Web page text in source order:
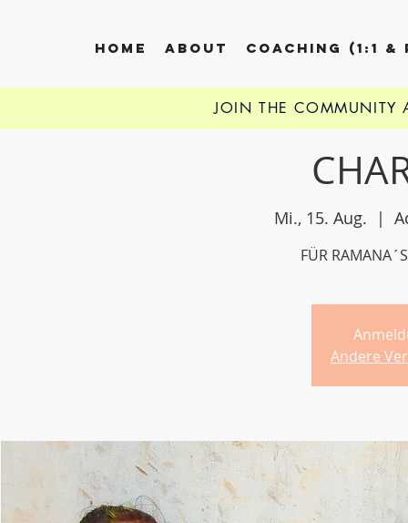
HOME ABOUT COACHING (1:1 &
Mi., 15. Aug.
  |
FÜR
Andere
JOIN THE COMMUNITY